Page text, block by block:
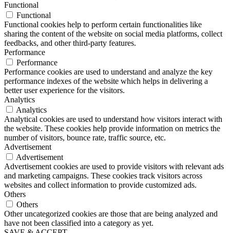
Functional
Functional
Functional cookies help to perform certain functionalities like
sharing the content of the website on social media platforms, collect
feedbacks, and other third-party features.
Performance
Performance
Performance cookies are used to understand and analyze the key
performance indexes of the website which helps in delivering a
better user experience for the visitors.
Analytics
Analytics
Analytical cookies are used to understand how visitors interact with
the website. These cookies help provide information on metrics the
number of visitors, bounce rate, traffic source, etc.
Advertisement
Advertisement
Advertisement cookies are used to provide visitors with relevant ads
and marketing campaigns. These cookies track visitors across
websites and collect information to provide customized ads.
Others
Others
Other uncategorized cookies are those that are being analyzed and
have not been classified into a category as yet.